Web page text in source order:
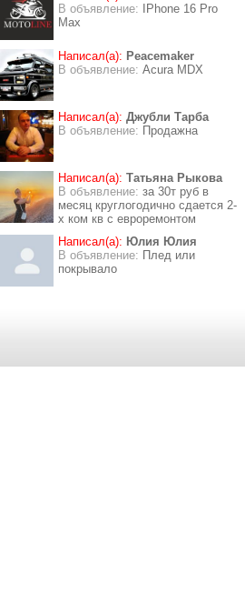
В объявление:
IPhone 16 Pro
Max
Написал(а): Peacemaker
В объявление: Acura MDX
Написал(а): Джубли Тарба
В объявление: Продажна
Написал(а): Татьяна Рыкова
В объявление: за 30т руб в
месяц круглогодично сдается 2-
х ком кв с евроремонтом
Написал(а): Юлия Юлия
В объявление: Плед или
покрывало